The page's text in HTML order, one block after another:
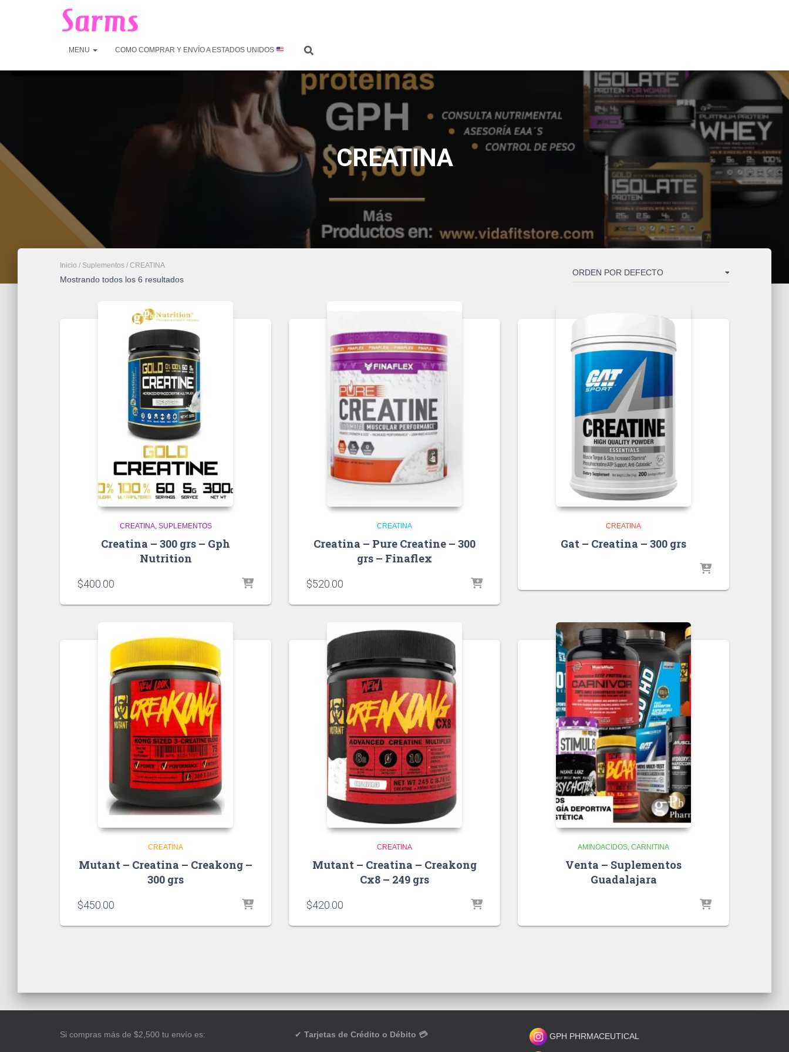
MENU COMO COMPRAR Y ENVÍO A ESTADOS UNIDOS
CREATINA
Inicio / Suplementos / CREATINA
Mostrando todos los 6 resultados
CREATINA SUPLEMENTOS
Creatina – 300 grs – Gph
Nutrition
$400.00
CREATINA
Creatina – Pure Creatine – 300
grs – Finaflex
$520.00
CREATINA
Gat – Creatina – 300 grs
CREATINA
Mutant – Creatina – Creakong –
300 grs
$450.00
CREATINA
Mutant – Creatina – Creakong
Cx8 – 249 grs
$420.00
AMINOACIDOS CARNITINA
Venta – Suplementos
Guadalajara
Si compras más de $2,500 tu envío es: ✔ Tarjetas de Crédito o Débito 💳 GPH PHRMACEUTICAL